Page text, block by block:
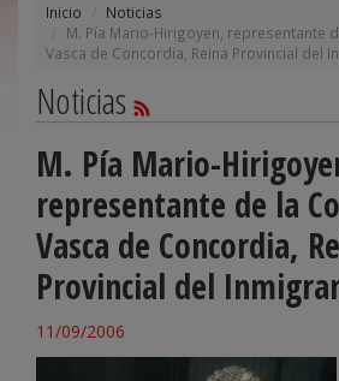
Inicio
Noticias
M. Pía Mario-Hirigoyen, representante
Vasca de Concordia, Reina Provincial del
Noticias
M. Pía Mario-
representante de la
Vasca de Concordia,
Provincial del
11/09/2006